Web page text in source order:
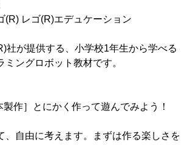
(R) レゴ(R)エデュケーション
提供する、小学校1年生から学べる
ロボット教材です。
製作］とにかく作って遊んでみよう！
、自由に考えます。まずは作る楽しさを